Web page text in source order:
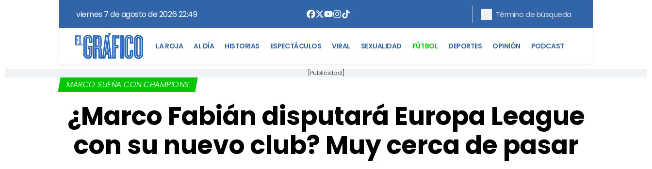
viernes 7 de agosto de 2026 22:49
LA ROJA AL DÍA HISTORIAS ESPECTÁCULOS VIRAL SEXUALIDAD FÚTBOL DEPORTES OPINIÓN PODCAST
[Publicidad]
MARCO SUEÑA CON CHAMPIONS
¿Marco Fabián disputará Europa League
con su nuevo club? Muy cerca de pasar